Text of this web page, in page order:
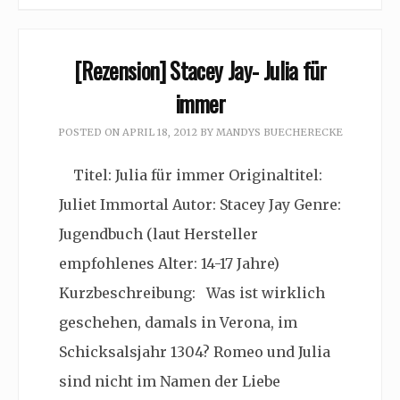
[Rezension] Stacey Jay- Julia für
immer
POSTED ON APRIL 18, 2012BY MANDYS BUECHERECKE
Titel: Julia für immer Originaltitel:
Juliet Immortal Autor: Stacey Jay Genre:
Jugendbuch (laut Hersteller
empfohlenes Alter: 14-17 Jahre)
Kurzbeschreibung: Was ist wirklich
geschehen, damals in Verona, im
Schicksalsjahr 1304? Romeo und Julia
sind nicht im Namen der Liebe